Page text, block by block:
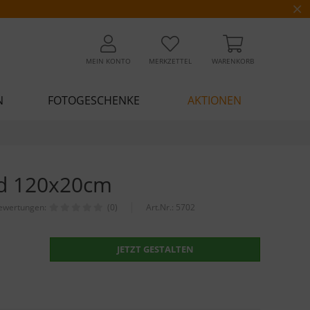
MEIN KONTO MERKZETTEL WARENKORB
FOTOGESCHENKE AKTIONEN
120x20cm
(0) Art.Nr.: 5702
JETZT GESTALTEN